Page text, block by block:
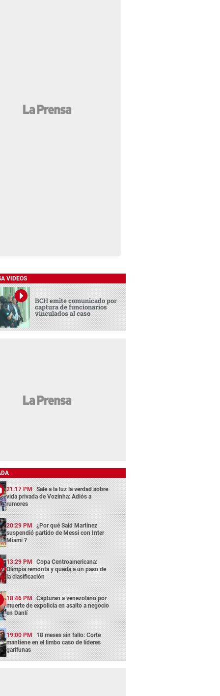
VIDEOS
BCH emite comunicado por
captura de funcionarios
vinculados al caso
21:17 PM Sale a la luz la verdad sobre
vida privada de Vozinha: Adiós a
rumores
20:29 PM ¿Por qué Said Martínez
suspendió partido de Messi con Inter
Miami ?
13:29 PM Copa Centroamericana:
Olimpia remonta y queda a un paso de
la clasificación
18:46 PM Capturan a venezolano por
muerte de expolicía en asalto a negocio
en Danlí
19:00 PM 18 meses sin fallo: Corte
mantiene en el limbo caso de líderes
garífunas